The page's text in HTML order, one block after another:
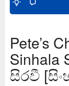
Pete’s
සිරවී